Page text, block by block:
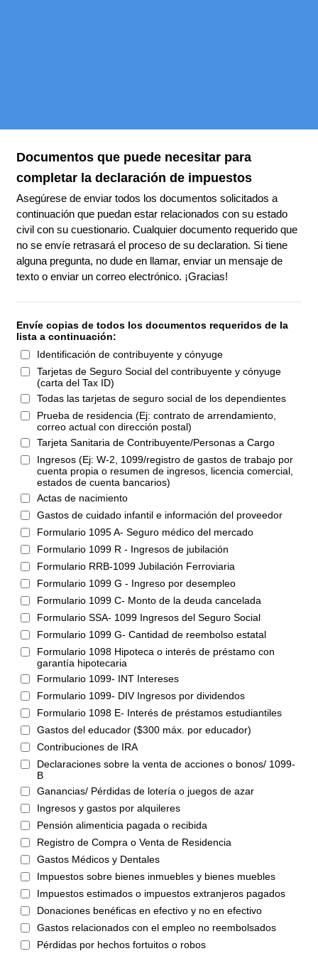
Documentos que puede necesitar para
completar la declaración de impuestos
Asegúrese de enviar todos los documentos solicitados a
continuación que puedan estar relacionados con su estado
civil con su cuestionario. Cualquier documento requerido que
no se envíe retrasará el proceso de su declaration. Si tiene
alguna pregunta, no dude en llamar, enviar un mensaje de
texto o enviar un correo electrónico. ¡Gracias!
Envíe copias de todos los documentos requeridos de la
lista a continuación:
Identificación de contribuyente y cónyuge
Tarjetas de Seguro Social del contribuyente y cónyuge
(carta del Tax ID)
Todas las tarjetas de seguro social de los dependientes
Prueba de residencia (Ej: contrato de arrendamiento,
correo actual con dirección postal)
Tarjeta Sanitaria de Contribuyente/Personas a Cargo
Ingresos (Ej: W-2, 1099/registro de gastos de trabajo por
cuenta propia o resumen de ingresos, licencia comercial,
estados de cuenta bancarios)
Actas de nacimiento
Gastos de cuidado infantil e información del proveedor
Formulario 1095 A- Seguro médico del mercado
Formulario 1099 R - Ingresos de jubilación
Formulario RRB-1099 Jubilación Ferroviaria
Formulario 1099 G - Ingreso por desempleo
Formulario 1099 C- Monto de la deuda cancelada
Formulario SSA- 1099 Ingresos del Seguro Social
Formulario 1099 G- Cantidad de reembolso estatal
Formulario 1098 Hipoteca o interés de préstamo con
garantía hipotecaria
Formulario 1099- INT Intereses
Formulario 1099- DIV Ingresos por dividendos
Formulario 1098 E- Interés de préstamos estudiantiles
Gastos del educador ($300 máx. por educador)
Contribuciones de IRA
Declaraciones sobre la venta de acciones o bonos/ 1099-
B
Ganancias/ Pérdidas de lotería o juegos de azar
Ingresos y gastos por alquileres
Pensión alimenticia pagada o recibida
Registro de Compra o Venta de Residencia
Gastos Médicos y Dentales
Impuestos sobre bienes inmuebles y bienes muebles
Impuestos estimados o impuestos extranjeros pagados
Donaciones benéficas en efectivo y no en efectivo
Gastos relacionados con el empleo no reembolsados
Pérdidas por hechos fortuitos o robos